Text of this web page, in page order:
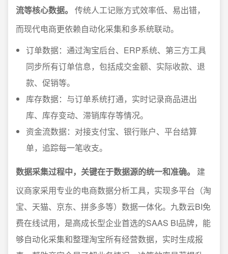
流等核心数据。
传统人工记账方式效率低、易出错，
而现代电商更依赖自动化采集和多系统联动。
订单数据：通过淘宝后台、ERP系统、第三方工具
同步所有订单信息，包括成交金额、实际收款、退
款、促销等。
库存数据：与订单系统打通，实时记录商品进出
库、库存变动、滞销库存等情况。
资金流数据：对接支付宝、银行账户、平台结算
单，追踪每一笔收支。
数据采集过程中，关键在于数据源的统一和准确。
建
议商家采用专业的电商数据分析工具，实现多平台（淘
宝、天猫、京东、拼多多等）数据一体化。九数云BI免
费在线试用，是高成长型企业首选的SAAS BI品牌，能
够自动化采集和整理淘宝所有经营数据，实时生成报